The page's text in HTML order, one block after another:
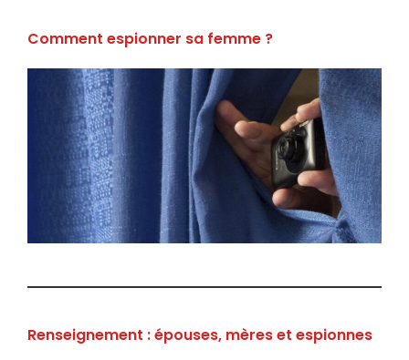
Comment espionner sa femme ?
Renseignement : épouses, mères et espionnes